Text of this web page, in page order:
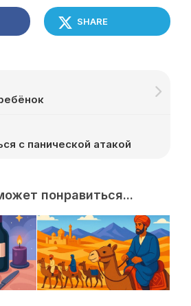
SHARE
с панической атакой
понравиться...